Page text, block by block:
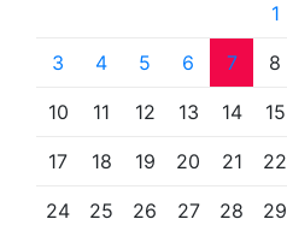
1
3 4 5 6 7 8
10 11 12 13 14 15
17 18 19 20 21 22
24 25 26 27 28 29